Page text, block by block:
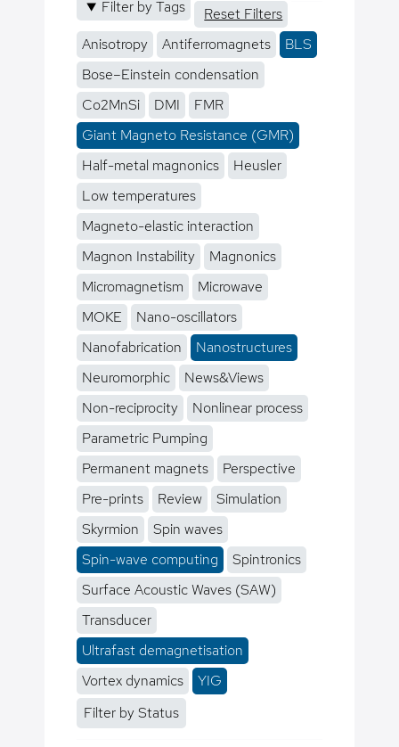
Filter by Tags
Reset Filters
Anisotropy
Antiferromagnets
BLS
Bose–Einstein condensation
Co2MnSi
DMI
FMR
Giant Magneto Resistance (GMR)
Half-metal magnonics
Heusler
Low temperatures
Magneto-elastic interaction
Magnon Instability
Magnonics
Micromagnetism
Microwave
MOKE
Nano-oscillators
Nanofabrication
Nanostructures
Neuromorphic
News&Views
Non-reciprocity
Nonlinear process
Parametric Pumping
Permanent magnets
Perspective
Pre-prints
Review
Simulation
Skyrmion
Spin waves
Spin-wave computing
Spintronics
Surface Acoustic Waves (SAW)
Transducer
Ultrafast demagnetisation
Vortex dynamics
YIG
Filter by Status